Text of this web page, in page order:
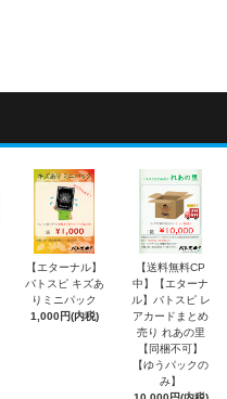
【エターナル】
バトスピ キズあ
りミニパック
1,000円(内税)
【送料無料CP
中】【エターナ
ル】バトスピ レ
アカードまとめ
売り れあの里
【同梱不可】
【ゆうパックの
み】